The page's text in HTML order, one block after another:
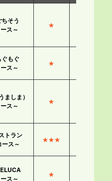
そう
ス～
★
もぐ
ス～
★
しま）
ス～
★
トラン
ス～
★★★
ス～
★